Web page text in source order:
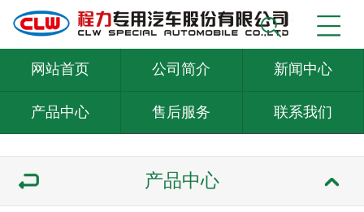
网站首页 公司简介 新闻中心
产品中心 售后服务 联系我们
产品中心